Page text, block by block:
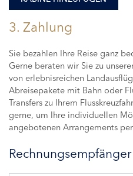
3. Zahlung
Sie bezahlen Ihre Reise ganz
Gerne beraten wir Sie zu
von erlebnisreichen
Abreisepakete mit Bahn oder
Transfers zu Ihrem
gerne, um Ihre individuellen
angebotenen Arrangements
Rechnungsempfänger